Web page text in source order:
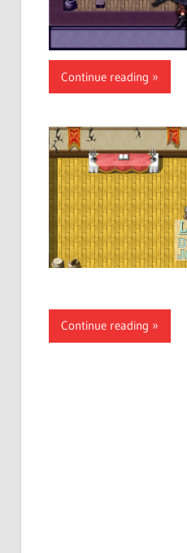
Continue reading
Continue reading